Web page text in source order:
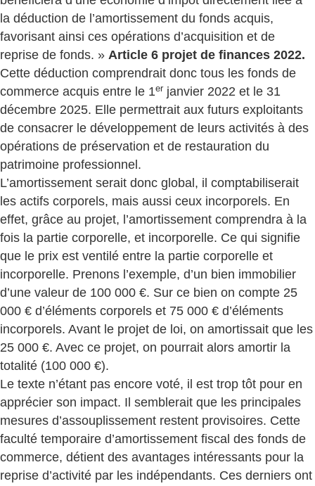
la déduction de l’amortissement du fonds acquis,
favorisant ainsi ces opérations d’acquisition et de
reprise de fonds. » Article 6 projet de finances 2022.
Cette déduction comprendrait donc tous les fonds de
commerce acquis entre le 1er janvier 2022 et le 31
décembre 2025. Elle permettrait aux futurs exploitants
de consacrer le développement de leurs activités à des
opérations de préservation et de restauration du
patrimoine professionnel.
L’amortissement serait donc global, il comptabiliserait
les actifs corporels, mais aussi ceux incorporels. En
effet, grâce au projet, l’amortissement comprendra à la
fois la partie corporelle, et incorporelle. Ce qui signifie
que le prix est ventilé entre la partie corporelle et
incorporelle. Prenons l’exemple, d’un bien immobilier
d’une valeur de 100 000 €. Sur ce bien on compte 25
000 € d’éléments corporels et 75 000 € d’éléments
incorporels. Avant le projet de loi, on amortissait que les
25 000 €. Avec ce projet, on pourrait alors amortir la
totalité (100 000 €).
Le texte n’étant pas encore voté, il est trop tôt pour en
apprécier son impact. Il semblerait que les principales
mesures d’assouplissement restent provisoires. Cette
faculté temporaire d’amortissement fiscal des fonds de
commerce, détient des avantages intéressants pour la
reprise d’activité par les indépendants. Ces derniers ont